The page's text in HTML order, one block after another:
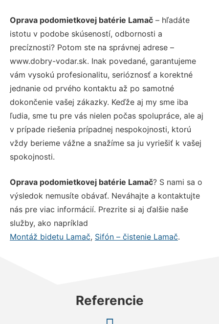
Oprava podomietkovej batérie Lamač – hľadáte
istotu v podobe skúseností, odbornosti a
precíznosti? Potom ste na správnej adrese –
www.dobry-vodar.sk. Inak povedané, garantujeme
vám vysokú profesionalitu, serióznosť a korektné
jednanie od prvého kontaktu až po samotné
dokončenie vašej zákazky. Keďže aj my sme iba
ľudia, sme tu pre vás nielen počas spolupráce, ale aj
v prípade riešenia prípadnej nespokojnosti, ktorú
vždy berieme vážne a snažíme sa ju vyriešiť k vašej
spokojnosti.
Oprava podomietkovej batérie Lamač? S nami sa o
výsledok nemusíte obávať. Neváhajte a kontaktujte
nás pre viac informácií. Prezrite si aj ďalšie naše
služby, ako napríklad
Montáž bidetu Lamač, Sifón – čistenie Lamač.
Referencie